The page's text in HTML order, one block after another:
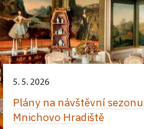
5. 5. 2026
Plány na návštěvní
Mnichovo Hradiště